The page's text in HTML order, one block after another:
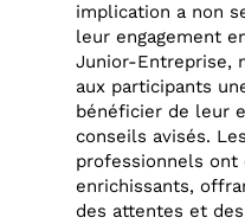
implication a non
leur engagement
Junior-Entreprise,
aux participants
bénéficier de leur
conseils avisés.
professionnels
enrichissants,
des attentes et